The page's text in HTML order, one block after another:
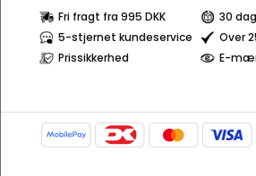
Fri fragt fra 995 DKK
30
5-stjernet kundeservice
Over
Prissikkerhed
E-